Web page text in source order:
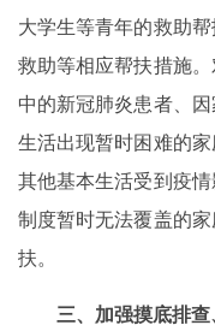
大学生等青年的救助
救助等相应帮扶措施
中的新冠肺炎患者、
生活出现暂时困难的
其他基本生活受到疫
制度暂时无法覆盖的
扶。
三、加强摸底排